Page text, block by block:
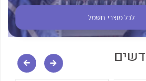
לכל מוצרי חשמל